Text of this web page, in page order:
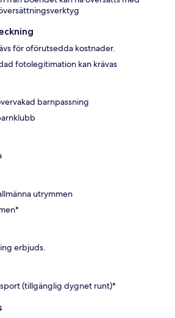
för oförutsedda kostnader.
fotolegitimation kan krävas
barnpassning
utrymmen
erbjuds.
(tillgänglig dygnet runt)*